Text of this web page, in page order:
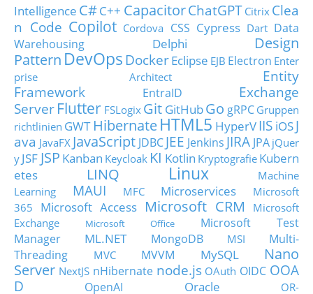
Intelligence C#C++ CapacitorChatGPT Citrix Clea
n Code Copilot Cordova CSS Cypress Dart Data
Warehousing
Delphi
Design
Pattern DevOps DockerEclipse EJB Electron Enter
prise Architect
Entity
Framework
EntraID
Exchange
Server Flutter FSLogix Git GitHubGo gRPC Gruppen
richtlinien GWT HibernateHTML5 HyperVIIS iOSJ
ava JavaFX JavaScript JDBC JEE Jenkins JIRA JPA jQuer
y JSF JSP Kanban Keycloak KI Kotlin Kryptografie Kubern
etes
LINQ Linux
Machine
Learning
MAUI MFC Microservices
Microsoft
365
Microsoft Access Microsoft CRM
Microsoft
Exchange
Microsoft Office
Microsoft Test
Manager
ML.NET MongoDB MSI
Multi-
Threading
MVC MVVM MySQL
Nano
Server NextJS nHibernate node.js OAuth OIDC OOA
D
OpenAI Oracle
OR-